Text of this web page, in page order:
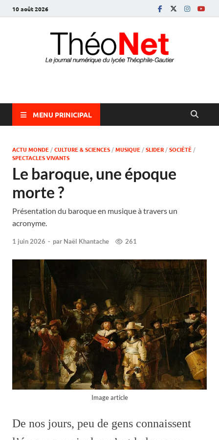
10 août 2026
ThéoNet
MENU PRINICIPAL
ACTU MONDE /CULTURE & SCIENCES /MUSIQUE /SLIDER /SOCIÉTÉ /
SPECTACLES VIVANTS
Le baroque, une époque
morte ?
Présentation du baroque en musique à travers un
acronyme.
1 juin 2026 - par Naël Khantache 261
Image article
De nos jours, peu de gens connaissent